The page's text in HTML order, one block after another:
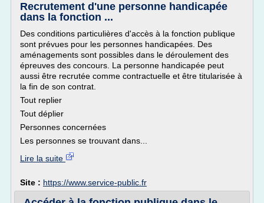
Recrutement d'une personne handicapée
dans la fonction ...
Des conditions particulières d'accès à la fonction publique
sont prévues pour les personnes handicapées. Des
aménagements sont possibles dans le déroulement des
épreuves des concours. La personne handicapée peut
aussi être recrutée comme contractuelle et être titularisée à
la fin de son contrat.
Tout replier
Tout déplier
Personnes concernées
Les personnes se trouvant dans...
Lire la suite
Site : https://www.service-public.fr